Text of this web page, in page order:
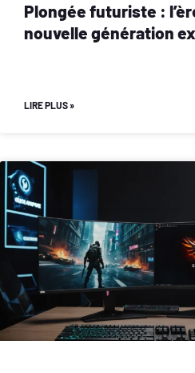
Plongée futuriste :
nouvelle génération
LIRE PLUS »